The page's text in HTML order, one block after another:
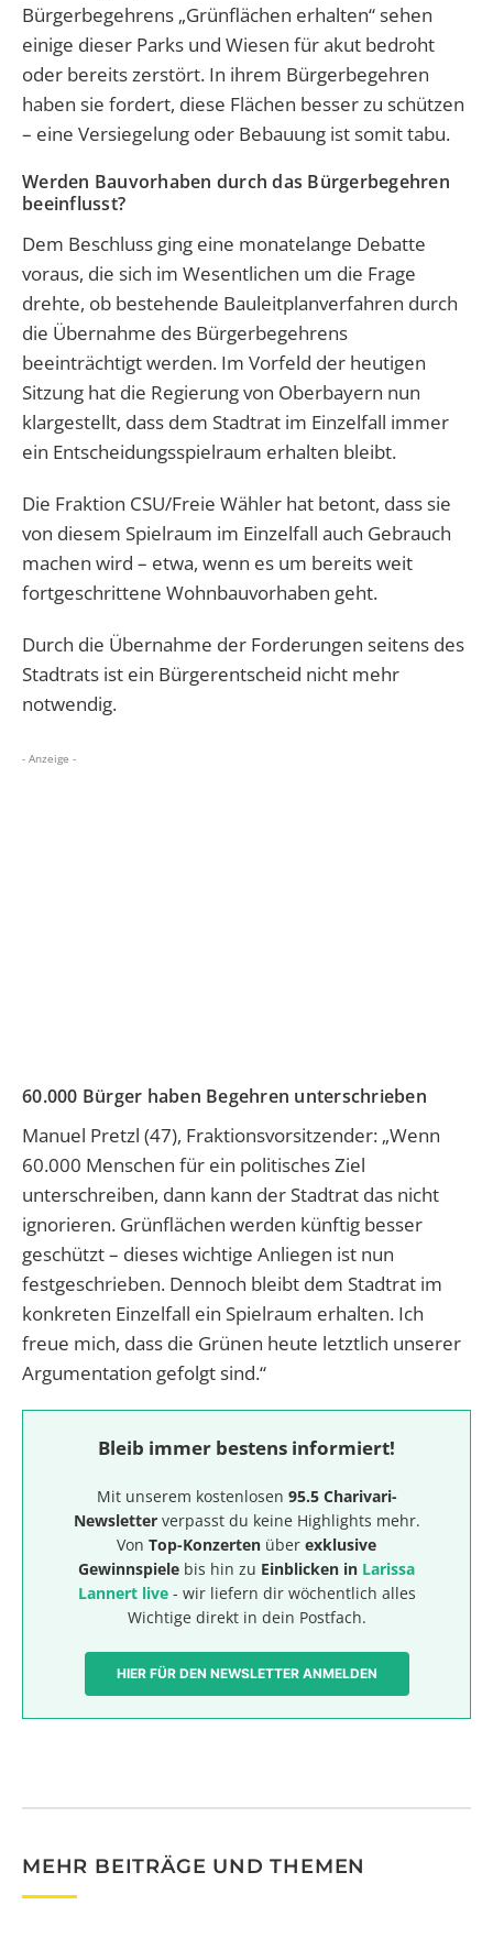
Bürgerbegehrens „Grünflächen erhalten“ sehen
einige dieser Parks und Wiesen für akut bedroht
oder bereits zerstört. In ihrem Bürgerbegehren
haben sie fordert, diese Flächen besser zu schützen
– eine Versiegelung oder Bebauung ist somit tabu.
Werden Bauvorhaben durch das Bürgerbegehren
beeinflusst?
Dem Beschluss ging eine monatelange Debatte
voraus, die sich im Wesentlichen um die Frage
drehte, ob bestehende Bauleitplanverfahren durch
die Übernahme des Bürgerbegehrens
beeinträchtigt werden. Im Vorfeld der heutigen
Sitzung hat die Regierung von Oberbayern nun
klargestellt, dass dem Stadtrat im Einzelfall immer
ein Entscheidungsspielraum erhalten bleibt.
Die Fraktion CSU/Freie Wähler hat betont, dass sie
von diesem Spielraum im Einzelfall auch Gebrauch
machen wird – etwa, wenn es um bereits weit
fortgeschrittene Wohnbauvorhaben geht.
Durch die Übernahme der Forderungen seitens des
Stadtrats ist ein Bürgerentscheid nicht mehr
notwendig.
- Anzeige -
60.000 Bürger haben Begehren unterschrieben
Manuel Pretzl (47), Fraktionsvorsitzender: „Wenn
60.000 Menschen für ein politisches Ziel
unterschreiben, dann kann der Stadtrat das nicht
ignorieren. Grünflächen werden künftig besser
geschützt – dieses wichtige Anliegen ist nun
festgeschrieben. Dennoch bleibt dem Stadtrat im
konkreten Einzelfall ein Spielraum erhalten. Ich
freue mich, dass die Grünen heute letztlich unserer
Argumentation gefolgt sind.“
Bleib immer bestens informiert!
Mit unserem kostenlosen 95.5 Charivari-
Newsletterverpasst du keine Highlights mehr.
Von Top-Konzerten über exklusive
Gewinnspiele bis hin zu Einblicken in Larissa
Lannert live- wir liefern dir wöchentlich alles
Wichtige direkt in dein Postfach.
HIER FÜR DEN NEWSLETTER ANMELDEN
MEHR BEITRÄGE UND THEMEN